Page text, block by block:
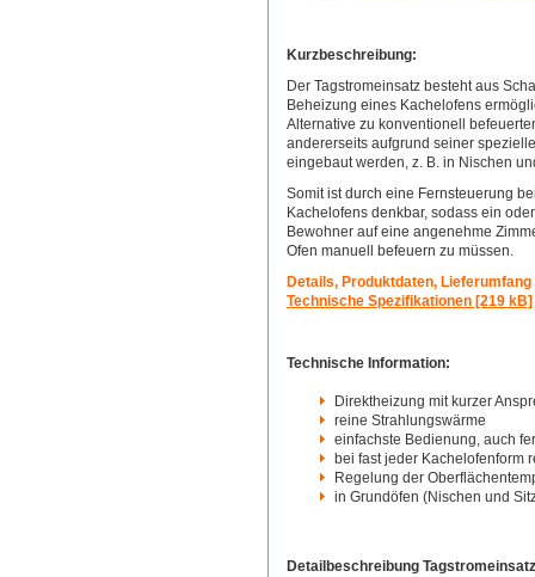
Kurzbeschreibung:
Der Tagstromeinsatz besteht aus
Beheizung eines Kachelofens
Alternative zu konventionell
andererseits aufgrund seiner
eingebaut werden, z. B. in Nischen
Somit ist durch eine Fernsteuerung
Kachelofens denkbar, sodass ein
Bewohner auf eine angenehme
Ofen manuell befeuern zu müssen.
Details, Produktdaten,
Technische Spezifikationen [219 kB]
Technische Information:
Direktheizung mit kurzer
reine Strahlungswärme
einfachste Bedienung, auch
bei fast jeder Kachelofenform
Regelung der
in Grundöfen (Nischen und
Detailbeschreibung